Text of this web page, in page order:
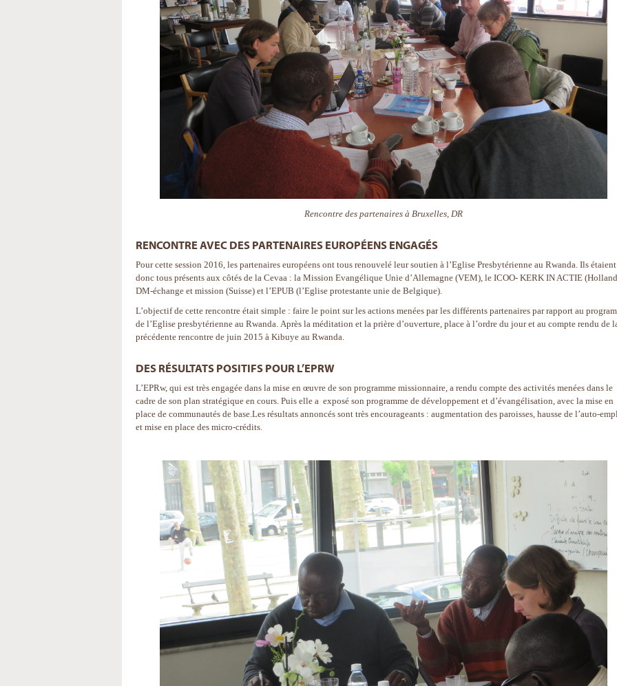
Rencontre des partenaires à Bruxelles, DR
RENCONTRE AVEC DES PARTENAIRES EUROPÉENS ENGAGÉS
Pour cette session 2016, les partenaires européens ont tous renouvelé leur soutien à l’Eglise Presbytérienne au Rwanda. Ils étaient
donc tous présents aux côtés de la Cevaa : la Mission Evangélique Unie d’Allemagne (VEM), le ICOO- KERK IN ACTIE
DM-échange et mission (Suisse) et l’EPUB (l’Eglise protestante unie de Belgique).
L’objectif de cette rencontre était simple : faire le point sur les actions menées par les différents partenaires par rapport au
de l’Eglise presbytérienne au Rwanda. Après la méditation et la prière d’ouverture, place à l’ordre du jour et au compte rendu de
précédente rencontre de juin 2015 à Kibuye au Rwanda.
DES RÉSULTATS POSITIFS POUR L’EPRW
L’EPRw, qui est très engagée dans la mise en œuvre de son programme missionnaire, a rendu compte des activités menées dans le
cadre de son plan stratégique en cours. Puis elle a exposé son programme de développement et d’évangélisation, avec la mise en
place de communautés de base.Les résultats annoncés sont très encourageants : augmentation des paroisses, hausse de l’auto-
et mise en place des micro-crédits.